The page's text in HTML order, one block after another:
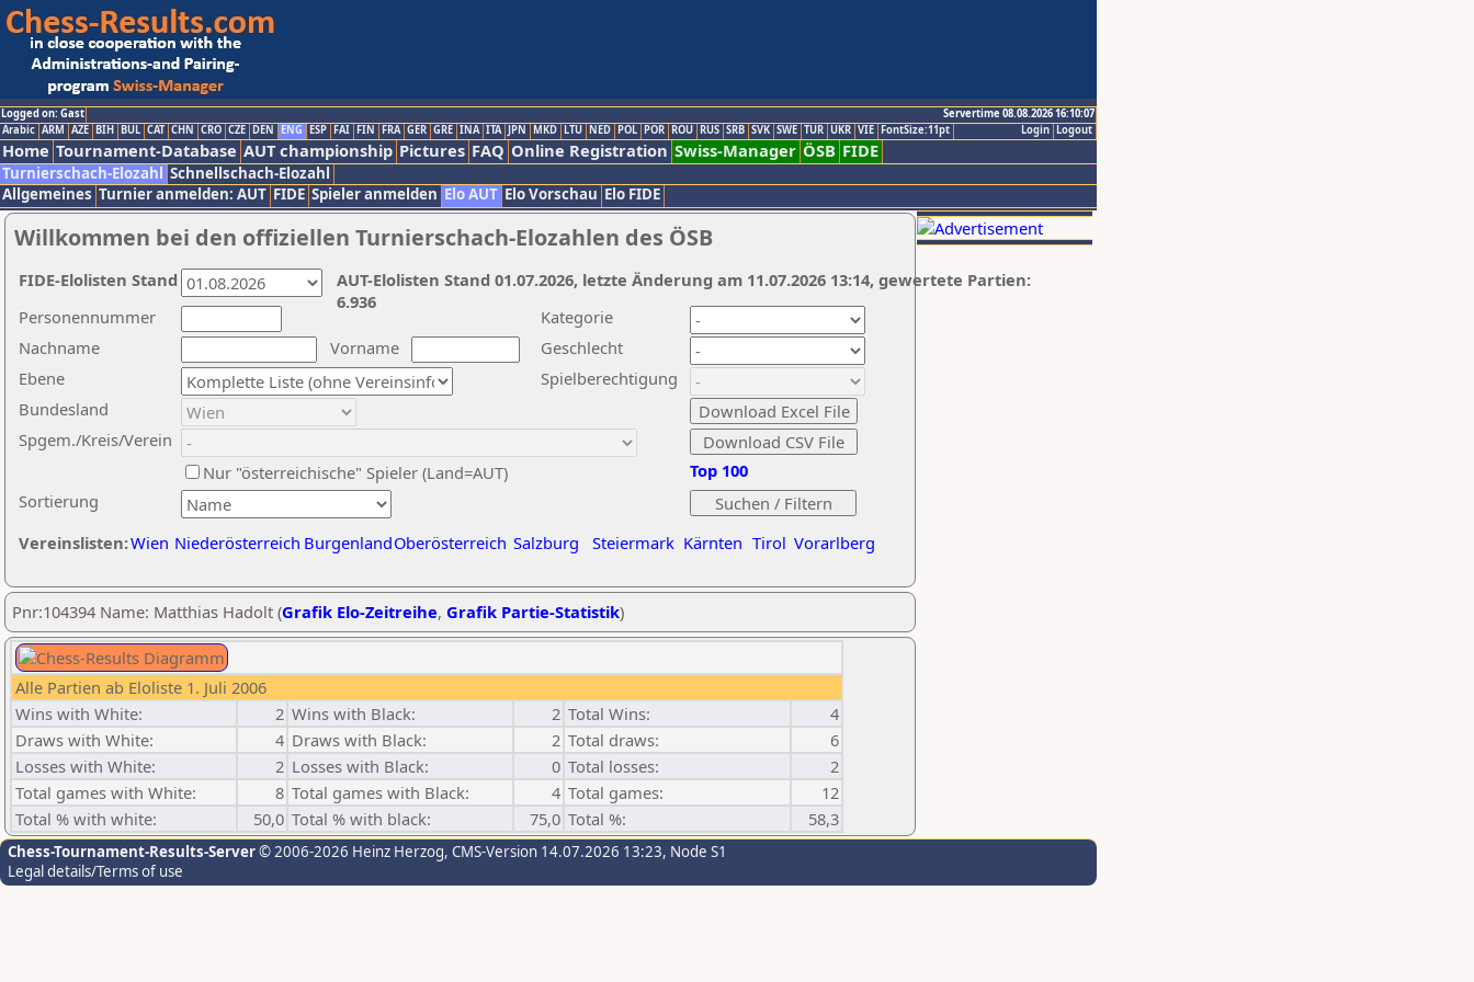
Logged on: Gast
Servertime 08.08.2026 16:10:07
Logout
Login
Arabic ARM AZE BIH BUL CAT CHN CRO CZE DEN ENG ESP FAI FIN FRA GER GRE INA ITA JPN MKD LTU NED POL POR ROU RUS SRB SVK SWE TUR UKR VIE FontSize:11pt
Home Tournament-Database AUT championship Pictures FAQ Online Registration Swiss-Manager ÖSB FIDE
Turnierschach-Elozahl Schnellschach-Elozahl
Allgemeines Turnier anmelden: AUT FIDE Spieler anmelden Elo AUT Elo Vorschau Elo FIDE
Willkommen bei den offiziellen Turnierschach-Elozahlen des ÖSB
Nachname
Vorname
Ebene
Kategorie
Sortierung
Personennummer
Bundesland
Spgem./Kreis/Verein
Geschlecht
Nur "österreichische" Spieler (Land=AUT)
Spielberechtigung
Vereinslisten:Wien Niederösterreich BurgenlandOberösterreich Salzburg Steiermark Kärnten Tirol Vorarlberg
Top 100
AUT-Elolisten Stand 01.07.2026, letzte Änderung am 11.07.2026 13:14, gewertete Partien:
6.936
FIDE-Elolisten Stand
Pnr:104394 Name: Matthias Hadolt (Grafik Elo-Zeitreihe, Grafik Partie-Statistik)
Alle Partien ab Eloliste 1. Juli 2006
Wins with White:
2 Wins with Black: 2 Total Wins:
4
Draws with White:
4 Draws with Black: 2 Total draws:
6
Losses with White:
2 Losses with Black: 0 Total losses:
2
Total games with White:
8 Total games with Black: 4 Total games:
12
Total % with white:
50,0 Total % with black: 75,0 Total %: 58,3
Chess-Tournament-Results-Server© 2006-2026 Heinz Herzog, CMS-Version 14.07.2026 13:23, Node S1
Legal details/Terms of use